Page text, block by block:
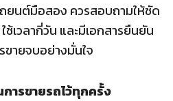
ยนต์มือสอง ควรสอบถามให้ชัด
ช้เวลากี่วัน และมีเอกสารยืนยัน
ขายจบอย่างมั่นใจ
ารขายรถไว้ทุกครั้ง